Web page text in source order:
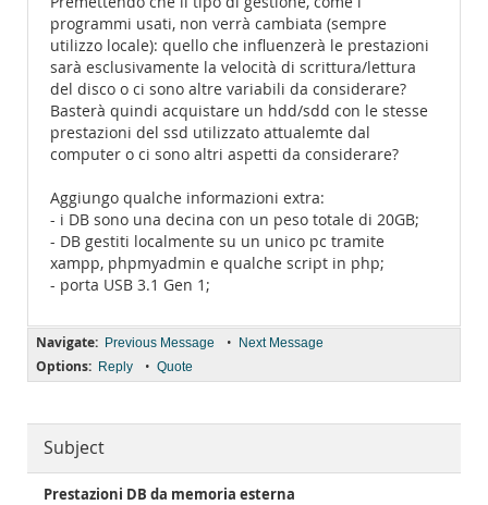
programmi usati, non verrà cambiata (sempre
utilizzo locale): quello che influenzerà le prestazioni
sarà esclusivamente la velocità di scrittura/lettura
del disco o ci sono altre variabili da considerare?
Basterà quindi acquistare un hdd/sdd con le stesse
prestazioni del ssd utilizzato attualemte dal
computer o ci sono altri aspetti da considerare?
Aggiungo qualche informazioni extra:
- i DB sono una decina con un peso totale di 20GB;
- DB gestiti localmente su un unico pc tramite
xampp, phpmyadmin e qualche script in php;
- porta USB 3.1 Gen 1;
Navigate: Previous Message • Next Message
Options: Reply • Quote
Subject
Prestazioni DB da memoria esterna